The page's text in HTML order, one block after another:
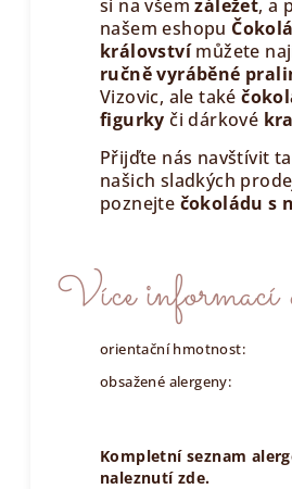
si na všemzáležet, a
našem eshopu
královstvímůžete
ručně vyráběné
Vizovic, ale také
figurky či dárkové
Přijďte nás navštívit
našich sladkých
poznejte čokoládu s
Více informací
orientační hmotnost:
obsažené alergeny:
Kompletní seznam
naleznutí zde.